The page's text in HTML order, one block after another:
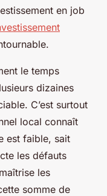
en job
le temps
dizaines
C’est surtout
local connaît
est faible, sait
les défauts
les
somme de